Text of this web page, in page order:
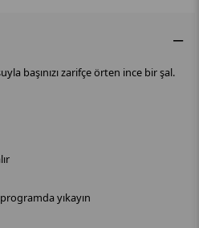
başınızı zarifçe örten ince bir şal.
yıkayın